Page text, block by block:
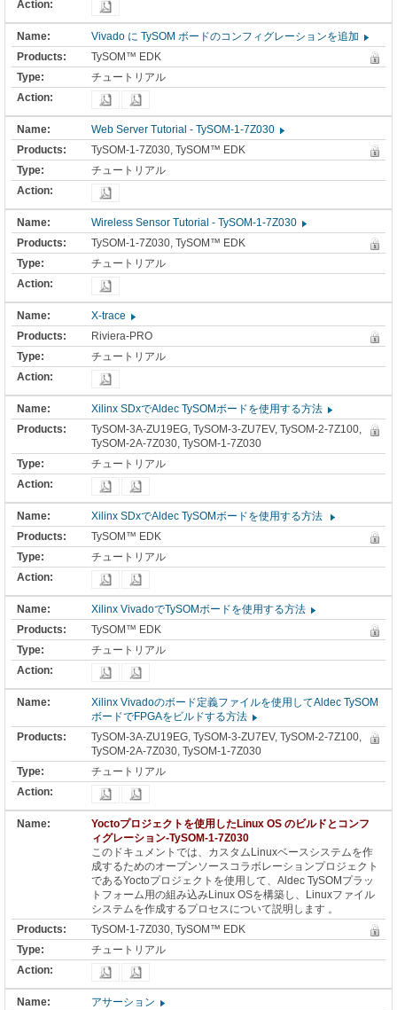
Vivado に TySOM ボードのコンフィグレーションを追加
TySOM™ EDK
チュートリアル
Web Server Tutorial - TySOM-1-7Z030
TySOM-1-7Z030, TySOM™ EDK
チュートリアル
Wireless Sensor Tutorial - TySOM-1-7Z030
TySOM-1-7Z030, TySOM™ EDK
チュートリアル
X-trace
Riviera-PRO
チュートリアル
Xilinx SDxでAldec TySOMボードを使用する方法
TySOM-3A-ZU19EG, TySOM-3-ZU7EV, TySOM-2-7Z100,
TySOM-2A-7Z030, TySOM-1-7Z030
チュートリアル
Xilinx SDxでAldec TySOMボードを使用する方法
TySOM™ EDK
チュートリアル
Xilinx VivadoでTySOMボードを使用する方法
TySOM™ EDK
チュートリアル
Xilinx Vivadoのボード定義ファイルを使用してAldec TySOM
ボードでFPGAをビルドする方法
TySOM-3A-ZU19EG, TySOM-3-ZU7EV, TySOM-2-7Z100,
TySOM-2A-7Z030, TySOM-1-7Z030
チュートリアル
Yoctoプロジェクトを使用したLinux OS のビルドとコンフ
ィグレーション-TySOM-1-7Z030
このドキュメントでは、カスタムLinuxベースシステムを作
成するためのオープンソースコラボレーションプロジェクト
であるYoctoプロジェクトを使用して、Aldec TySOMプラッ
トフォーム用の組み込みLinux OSを構築し、Linuxファイル
システムを作成するプロセスについて説明します 。
TySOM-1-7Z030, TySOM™ EDK
チュートリアル
アサーション